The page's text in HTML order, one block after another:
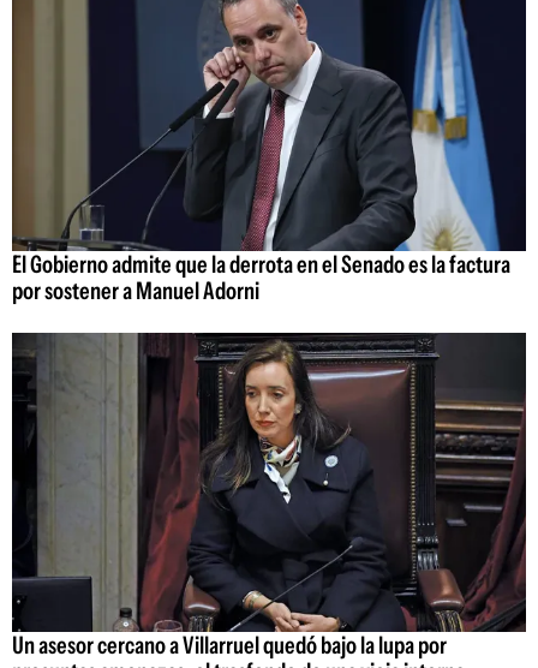
El Gobierno admite que la derrota en el Senado es la factura
por sostener a Manuel Adorni
Un asesor cercano a Villarruel quedó bajo la lupa por